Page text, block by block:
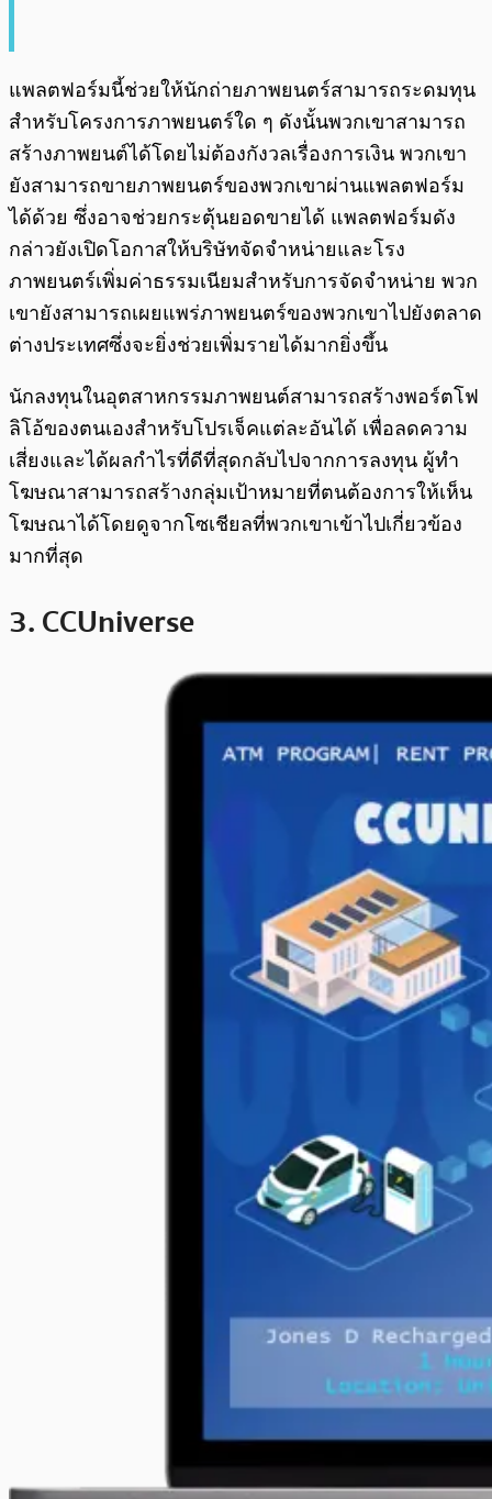
แพลตฟอร์มนี้ช่วยให้นักถ่ายภาพยนตร์สามารถระดมทุน
สำหรับโครงการภาพยนตร์ใด ๆ ดังนั้นพวกเขาสามารถ
สร้างภาพยนต์ได้โดยไม่ต้องกังวลเรื่องการเงิน พวกเขา
ยังสามารถขายภาพยนตร์ของพวกเขาผ่านแพลตฟอร์ม
ได้ด้วย ซึ่งอาจช่วยกระตุ้นยอดขายได้ แพลตฟอร์มดัง
กล่าวยังเปิดโอกาสให้บริษัทจัดจำหน่ายและโรง
ภาพยนตร์เพิ่มค่าธรรมเนียมสำหรับการจัดจำหน่าย พวก
เขายังสามารถเผยแพร่ภาพยนตร์ของพวกเขาไปยังตลาด
ต่างประเทศซึ่งจะยิ่งช่วยเพิ่มรายได้มากยิ่งขึ้น
นักลงทุนในอุตสาหกรรมภาพยนต์สามารถสร้างพอร์ตโฟ
ลิโอ้ของตนเองสำหรับโปรเจ็คแต่ละอันได้ เพื่อลดความ
เสี่ยงและได้ผลกำไรที่ดีที่สุดกลับไปจากการลงทุน ผู้ทำ
โฆษณาสามารถสร้างกลุ่มเป้าหมายที่ตนต้องการให้เห็น
โฆษณาได้โดยดูจากโซเชียลที่พวกเขาเข้าไปเกี่ยวข้อง
มากที่สุด
3. CCUniverse